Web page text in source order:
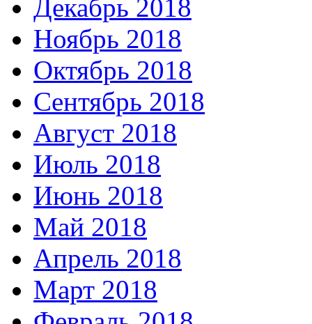
Декабрь 2018
Ноябрь 2018
Октябрь 2018
Сентябрь 2018
Август 2018
Июль 2018
Июнь 2018
Май 2018
Апрель 2018
Март 2018